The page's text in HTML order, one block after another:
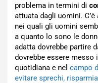
problema in termini di
attuata dagli uomini.
nei quali gli uomini
a quanto lo sono le
adatta dovrebbe partire
dovrebbe essere messo
quotidiana e nel campo
evitare sprechi,